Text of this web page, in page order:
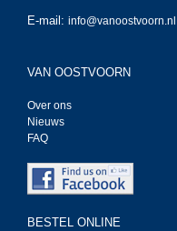
E-mail: info@vanoostvoorn.nl
VAN OOSTVOORN
Over ons
Nieuws
FAQ
BESTEL ONLINE